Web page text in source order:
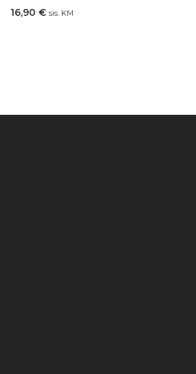
16,90 € sis. KM